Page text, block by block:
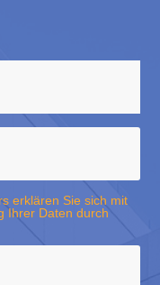
erklären Sie sich mit
Ihrer Daten durch